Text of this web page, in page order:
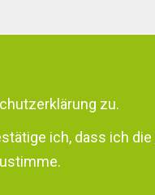
zu.
ich, dass ich die